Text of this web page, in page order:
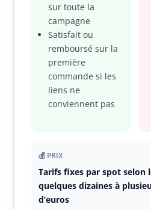
sur toute la
campagne
Satisfait ou
remboursé sur la
première
commande si les
liens ne
conviennent pas
💰 PRIX
Tarifs fixes par spot selon
quelques dizaines à
d’euros